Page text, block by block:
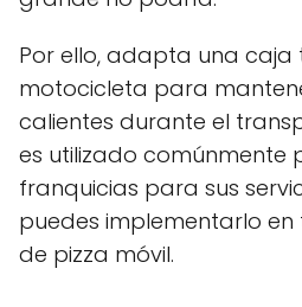
Por ello, adapta una caja
motocicleta para
calientes durante el
es utilizado comúnmente
franquicias para sus
puedes implementarlo
de pizza móvil.